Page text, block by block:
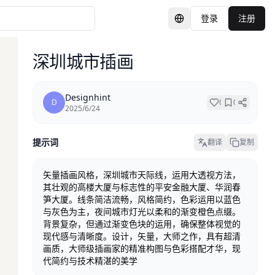
切换语言
登录 注册
深圳城市插画
D Designhint
2025/6/24
0 0
提示词 翻译 复制
矢量插画风格，深圳城市天际线，运用大透视方法，
其壮观的高楼大厦与标志性的平安金融大厦、华润春
笋大厦。线条简洁流畅，风格简约，色彩运用以蓝色
与灰色为主，夜间城市灯光以柔和的渐变橙色点缀。
背景复杂，但通过渐变色块的运用，确保整体视觉的
现代感与清晰度。设计，矢量，大师之作，具有超清
画质，大师级插画家的精准构图与色彩搭配才华，现
代简约与技术精湛的美学